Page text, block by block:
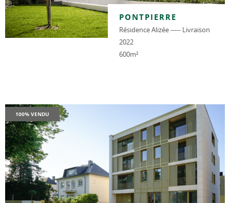
PONTPIERRE
Résidence Alizée ----- Livraison
2022
600m²
100% VENDU